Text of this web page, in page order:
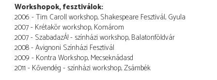
Workshopok, fesztiválok:
2006 - Tim Caroll workshop, Shakespeare Fesztivál, Gyula
2007 - Krétakör workshop, Komárom
2007 - SzabadazÁ! - színházi workshop, Balatonföldvár
2008 - Avignoni Színházi Fesztivál
2009 - Kontra Workshop, Mecseknádasd
2011 - Kővendég - színházi workshop, Zsámbék